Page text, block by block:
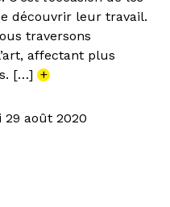
découvrir leur travail.
traversons
affectant plus
[…] +
29 août 2020